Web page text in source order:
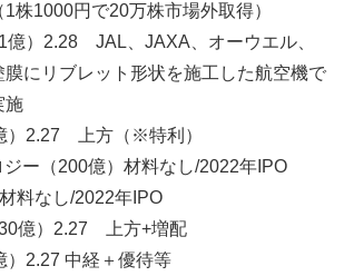
株1000円で20万株市場外取得）
）2.28 JAL、JAXA、オーウエル、
膜にリブレット形状を施工した航空機で
施
）2.27 上方（※特利）
ー（200億）材料なし/2022年IPO
料なし/2022年IPO
億）2.27 上方+増配
2.27 中経＋優待等